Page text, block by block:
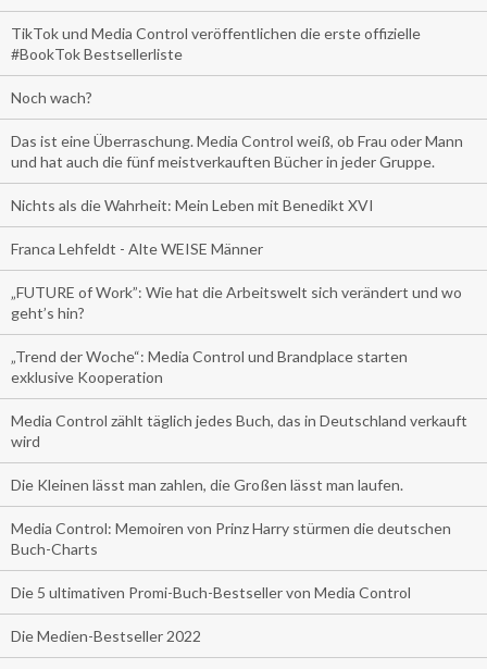
TikTok und Media Control veröffentlichen die erste offizielle
#BookTok Bestsellerliste
Noch wach?
Das ist eine Überraschung. Media Control weiß, ob Frau oder Mann
und hat auch die fünf meistverkauften Bücher in jeder Gruppe.
Nichts als die Wahrheit: Mein Leben mit Benedikt XVI
Franca Lehfeldt - Alte WEISE Männer
„FUTURE of Work”: Wie hat die Arbeitswelt sich verändert und wo
geht’s hin?
„Trend der Woche“: Media Control und Brandplace starten
exklusive Kooperation
Media Control zählt täglich jedes Buch, das in Deutschland verkauft
wird
Die Kleinen lässt man zahlen, die Großen lässt man laufen.
Media Control: Memoiren von Prinz Harry stürmen die deutschen
Buch-Charts
Die 5 ultimativen Promi-Buch-Bestseller von Media Control
Die Medien-Bestseller 2022